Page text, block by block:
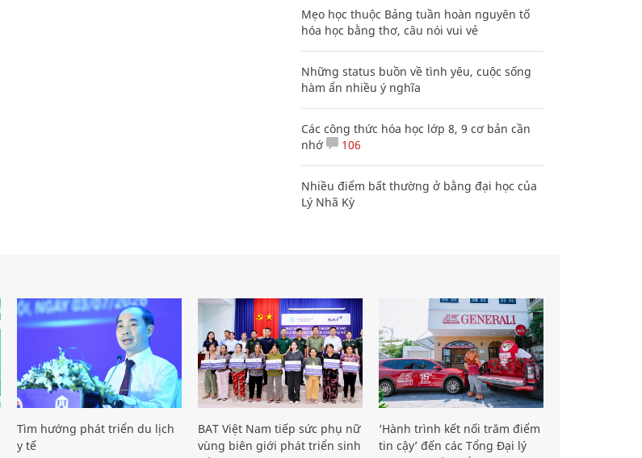
Mẹo học thuộc Bảng tuần hoàn nguyên tố
hóa học bằng thơ, câu nói vui vẻ
Những status buồn về tình yêu, cuộc sống
hàm ẩn nhiều ý nghĩa
Các công thức hóa học lớp 8, 9 cơ bản cần
nhớ
106
Nhiều điểm bất thường ở bằng đại học của
Lý Nhã Kỳ
Tìm hướng phát triển du lịch
y tế
BAT Việt Nam tiếp sức phụ nữ
vùng biên giới phát triển sinh
‘Hành trình kết nối trăm điểm
tin cậy’ đến các Tổng Đại lý